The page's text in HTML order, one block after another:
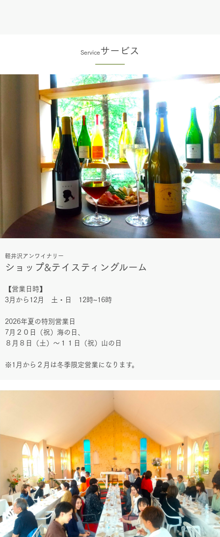
Serviceサービス
軽井沢アンワイナリー
ショップ&テイスティングルーム
【営業日時】
3月から12月 土・日 12時~16時
2026年夏の特別営業日
7月２０日（祝）海の日、
８月８日（土）～１１日（祝）山の日
※1月から２月は冬季限定営業になります。